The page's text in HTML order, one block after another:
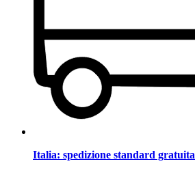
Italia: spedizione standard gratuita